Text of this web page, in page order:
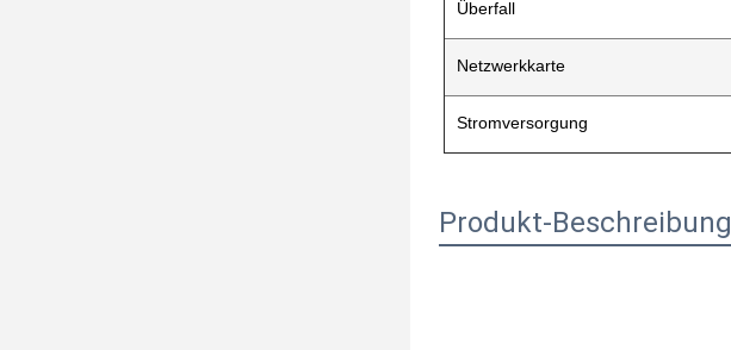
Überfall
Netzwerkkarte
Stromversorgung
Produkt-Beschreibung